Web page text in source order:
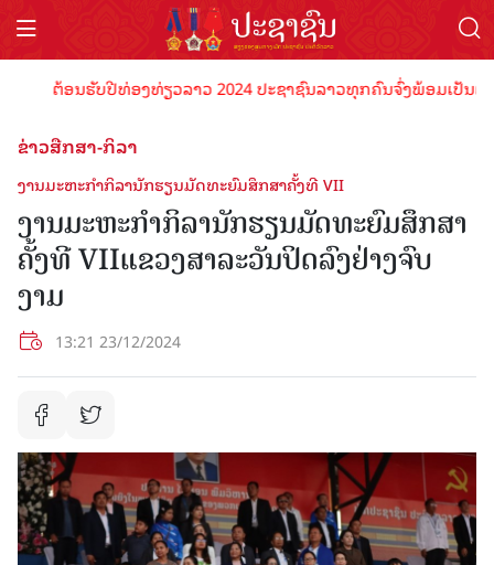
ຕ້ອນຮັບປີທ່ອງທ່ຽວລາວ 2024 ປະຊາຊົນລາວທຸກຄົນຈົ່ງພ້ອມເປັນເ
ຂ່າວສືກສາ-ກິລາ
ງານມະຫະກຳກິລານັກຮຽນມັດທະຍົມສຶກສາຄັ້ງທີ VII
ງານມະຫະກຳກິລານັກຮຽນມັດທະຍົມສຶກສາ
ຄັ້ງທີ VIIແຂວງສາລະວັນປິດລົງຢ່າງຈົບ
ງາມ
13:21 23/12/2024